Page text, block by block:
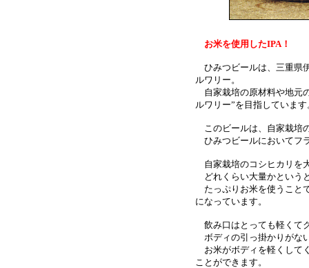
お米を使用したIPA！
ひみつビールは、三重県
ルワリー。
自家栽培の原材料や地元
ルワリー”を目指しています
このビールは、自家栽培
ひみつビールにおいてフ
自家栽培のコシヒカリを
どれくらい大量かという
たっぷりお米を使うこと
になっています。
飲み口はとっても軽くて
ボディの引っ掛かりがな
お米がボディを軽くして
ことができます。